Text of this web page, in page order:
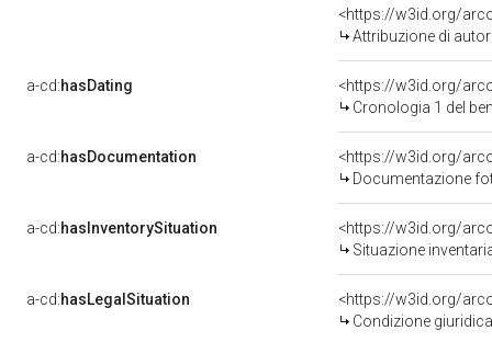
<https://w3id.org/
Attribuzione di
a-cd:hasDating
<https://w3id.org/
Cronologia 1 del
a-cd:hasDocumentation
Documentazione
a-cd:hasInventorySituation
<https://w3id.org/
Situazione
a-cd:hasLegalSituation
<https://w3id.org/
Condizione